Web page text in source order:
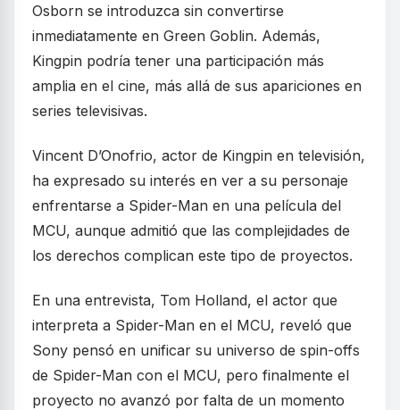
Osborn se introduzca sin convertirse
inmediatamente en Green Goblin. Además,
Kingpin podría tener una participación más
amplia en el cine, más allá de sus apariciones en
series televisivas.
Vincent D’Onofrio, actor de Kingpin en televisión,
ha expresado su interés en ver a su personaje
enfrentarse a Spider-Man en una película del
MCU, aunque admitió que las complejidades de
los derechos complican este tipo de proyectos.
En una entrevista, Tom Holland, el actor que
interpreta a Spider-Man en el MCU, reveló que
Sony pensó en unificar su universo de spin-offs
de Spider-Man con el MCU, pero finalmente el
proyecto no avanzó por falta de un momento